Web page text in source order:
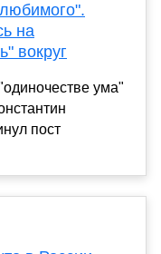
на
вокруг
ума"
пост